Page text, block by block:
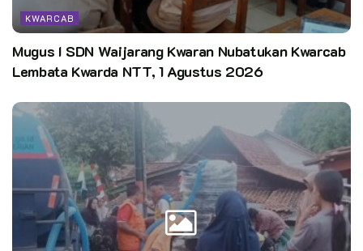
KWARCAB
Mugus I SDN Waijarang Kwaran Nubatukan Kwarcab
Lembata Kwarda NTT, 1 Agustus 2026